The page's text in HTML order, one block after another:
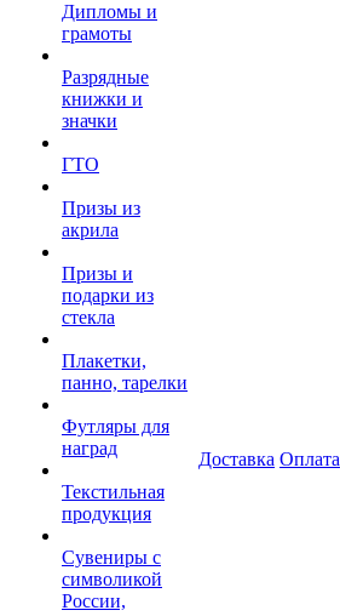
Дипломы и
грамоты
Разрядные
книжки и
значки
ГТО
Призы из
акрила
Призы и
подарки из
стекла
Плакетки,
панно, тарелки
Футляры для
наград
Текстильная
продукция
Сувениры с
символикой
России,
Доставка Оплата